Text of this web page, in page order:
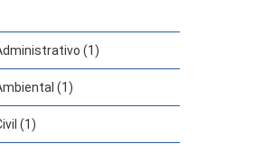
(1)
(1)
(1)